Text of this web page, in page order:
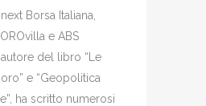
Borsa Italiana,
e ABS
del libro “Le
e “Geopolitica
ha scritto numerosi